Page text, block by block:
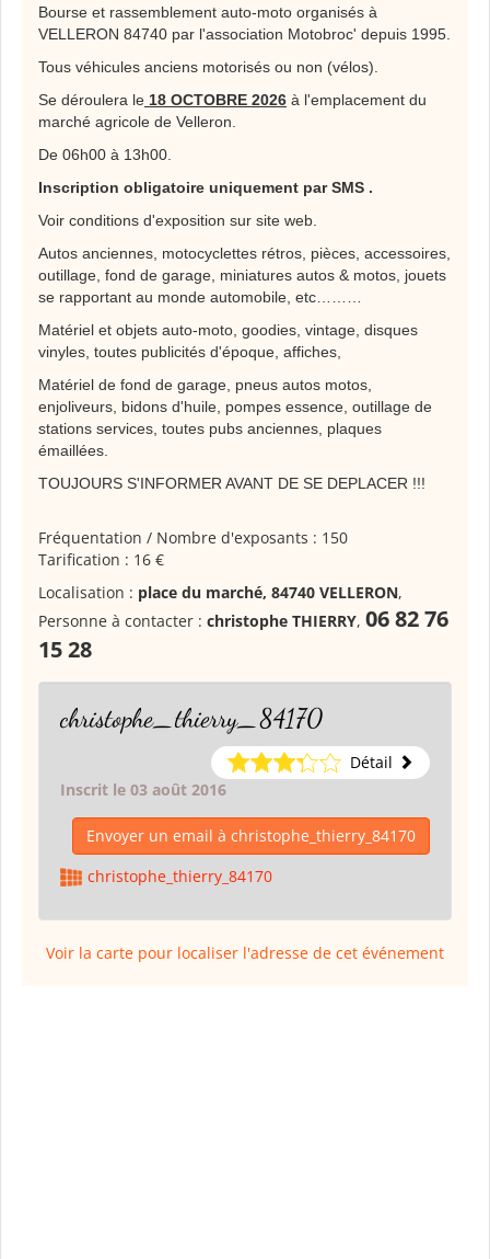
Bourse et rassemblement auto-moto organisés à
VELLERON 84740 par l'association Motobroc' depuis 1995.
Tous véhicules anciens motorisés ou non (vélos).
Se déroulera le 18 OCTOBRE 2026 à l'emplacement du
marché agricole de Velleron.
De 06h00 à 13h00.
Inscription obligatoire uniquement par SMS .
Voir conditions d'exposition sur site web.
Autos anciennes, motocyclettes rétros, pièces, accessoires,
outillage, fond de garage, miniatures autos & motos, jouets
se rapportant au monde automobile, etc………
Matériel et objets auto-moto, goodies, vintage, disques
vinyles, toutes publicités d'époque, affiches,
Matériel de fond de garage, pneus autos motos,
enjoliveurs, bidons d'huile, pompes essence, outillage de
stations services, toutes pubs anciennes, plaques
émaillées.
TOUJOURS S'INFORMER AVANT DE SE DEPLACER !!!
Fréquentation / Nombre d'exposants : 150
Tarification : 16 €
Localisation : place du marché, 84740 VELLERON,
Personne à contacter : christophe THIERRY, 06 82 76
15 28
christophe_thierry_84170
Détail
Inscrit le 03 août 2016
Envoyer un email à christophe_thierry_84170
christophe_thierry_84170
Voir la carte pour localiser l'adresse de cet événement